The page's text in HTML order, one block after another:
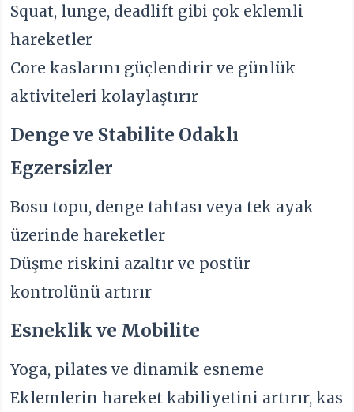
Squat, lunge, deadlift gibi çok eklemli
hareketler
Core kaslarını güçlendirir ve günlük
aktiviteleri kolaylaştırır
Denge ve Stabilite Odaklı
Egzersizler
Bosu topu, denge tahtası veya tek ayak
üzerinde hareketler
Düşme riskini azaltır ve postür
kontrolünü artırır
Esneklik ve Mobilite
Yoga, pilates ve dinamik esneme
Eklemlerin hareket kabiliyetini artırır, kas